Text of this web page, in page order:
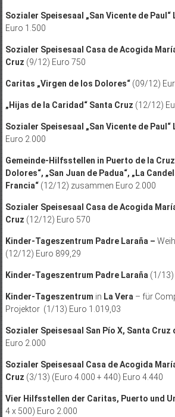
Sozialer Speisesaal „San Vicente de Paul“
Euro 1.500
Sozialer Speisesaal Casa de Acogida
Cruz (9/12) Euro 750
Caritas „Virgen de los Dolores“(09/12)
„Hijas de la Caridad“ Santa Cruz (12/12)
Sozialer Speisesaal „San Vicente de Paul“
Euro 2.000
Gemeinde-Hilfsstellen in Puerto de la
Dolores“, „San Juan de Padua“, „La
Francia“(12/12) zusammen Euro 2.000
Sozialer Speisesaal Casa de Acogida
Cruz (12/12) Euro 570
Kinder-Tageszentrum Padre Laraña –
(12/12) Euro 899,29
Kinder-Tageszentrum Padre Laraña(1/13)
Kinder-Tageszentrum in La Vera– für
Projektor (1/13) Euro 1.019,03
Sozialer Speisesaal San Pío X, Santa Cruz
Euro 2.000
Sozialer Speisesaal Casa de Acogida
Cruz (3/13) (Euro 4.000 + 440) Euro 4.440
Vier Hilfsstellen der Caritas, Puerto und
4 x 500) Euro 2.000